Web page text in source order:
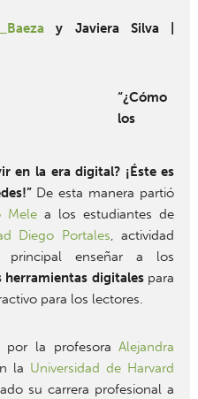
y Javiera Silva |
“¿Cómo
los
en la era digital? ¡Éste es
De esta manera partió
Mele a los estudiantes de
Diego Portales, actividad
enseñar a los
digitalespara
para los lectores.
por la profesoraAlejandra
la Universidad de Harvard
su carrera profesional a